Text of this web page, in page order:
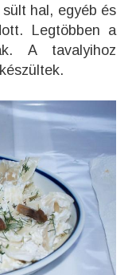
hal, egyéb és
Legtöbben a
A tavalyihoz